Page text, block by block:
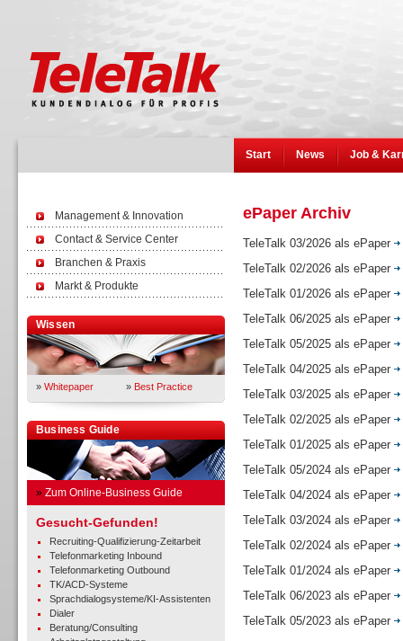
Start News Job &
Management & Innovation
Contact & Service Center
Branchen & Praxis
Markt & Produkte
Wissen
» Whitepaper » Best Practice
Business Guide
» Zum Online-Business Guide
Gesucht-Gefunden!
Recruiting-Qualifizierung-Zeitarbeit
Telefonmarketing Inbound
Telefonmarketing Outbound
TK/ACD-Systeme
Sprachdialogsysteme/KI-Assistenten
Dialer
Beratung/Consulting
ePaper Archiv
TeleTalk 03/2026 als ePaper
TeleTalk 02/2026 als ePaper
TeleTalk 01/2026 als ePaper
TeleTalk 06/2025 als ePaper
TeleTalk 05/2025 als ePaper
TeleTalk 04/2025 als ePaper
TeleTalk 03/2025 als ePaper
TeleTalk 02/2025 als ePaper
TeleTalk 01/2025 als ePaper
TeleTalk 05/2024 als ePaper
TeleTalk 04/2024 als ePaper
TeleTalk 03/2024 als ePaper
TeleTalk 02/2024 als ePaper
TeleTalk 01/2024 als ePaper
TeleTalk 06/2023 als ePaper
TeleTalk 05/2023 als ePaper